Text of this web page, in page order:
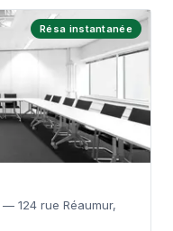
Résa instantanée
— 124 rue Réaumur,